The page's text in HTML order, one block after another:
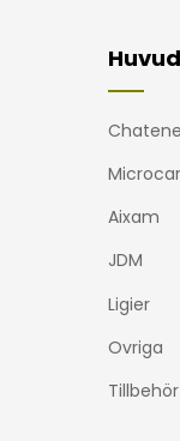
Microcar
Aixam
JDM
Ligier
Ovriga
Tillbehör